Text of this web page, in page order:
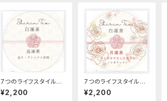
7つのライフスタイルコ
ンセプトティー 巡凜茶
¥2,200
7つのライフスタイルコ
ンセプトティー 月凜茶
¥2,200